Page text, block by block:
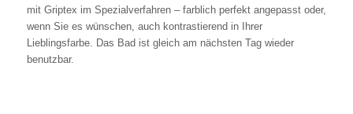
mit Griptex im Spezialverfahren – farblich perfekt angepasst oder,
wenn Sie es wünschen, auch kontrastierend in Ihrer
Lieblingsfarbe. Das Bad ist gleich am nächsten Tag wieder
benutzbar.